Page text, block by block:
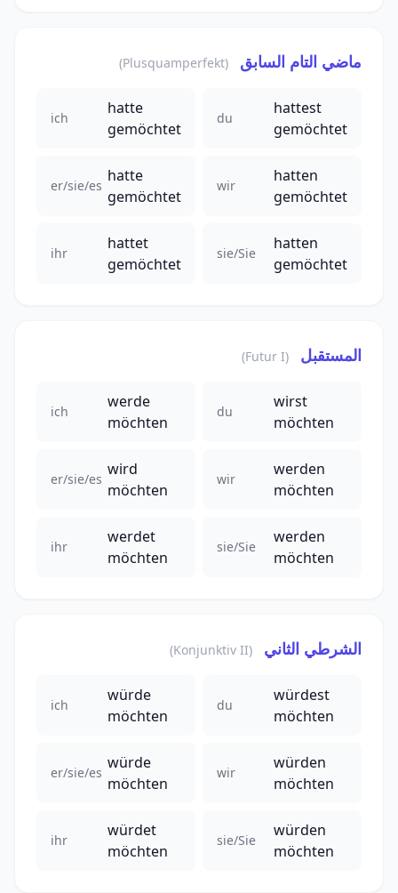
ماضي التام السابق (Plusquamperfekt)
ich
hatte
gemöchtet
du
hattest
gemöchtet
er/sie/es
hatte
gemöchtet
wir
hatten
gemöchtet
ihr
hattet
gemöchtet
sie/Sie
hatten
gemöchtet
المستقبل (Futur I)
ich
werde
möchten
du
wirst
möchten
er/sie/es
wird
möchten
wir
werden
möchten
ihr
werdet
möchten
sie/Sie
werden
möchten
الشرطي الثاني (Konjunktiv II)
ich
würde
möchten
du
würdest
möchten
er/sie/es
würde
möchten
wir
würden
möchten
ihr
würdet
möchten
sie/Sie
würden
möchten